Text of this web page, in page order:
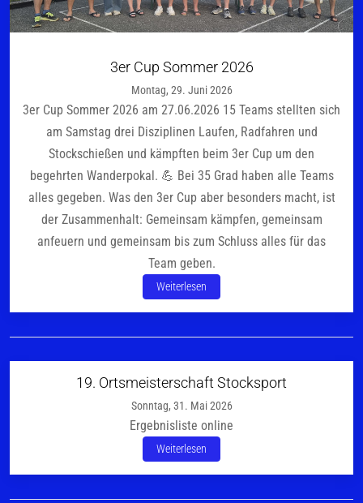
3er Cup Sommer 2026
Montag, 29. Juni 2026
3er Cup Sommer 2026 am 27.06.2026 15 Teams stellten sich
am Samstag drei Disziplinen Laufen, Radfahren und
Stockschießen und kämpften beim 3er Cup um den
begehrten Wanderpokal. 💪 Bei 35 Grad haben alle Teams
alles gegeben. Was den 3er Cup aber besonders macht, ist
der Zusammenhalt: Gemeinsam kämpfen, gemeinsam
anfeuern und gemeinsam bis zum Schluss alles für das
Team geben.
Weiterlesen
19. Ortsmeisterschaft Stocksport
Sonntag, 31. Mai 2026
Ergebnisliste online
Weiterlesen